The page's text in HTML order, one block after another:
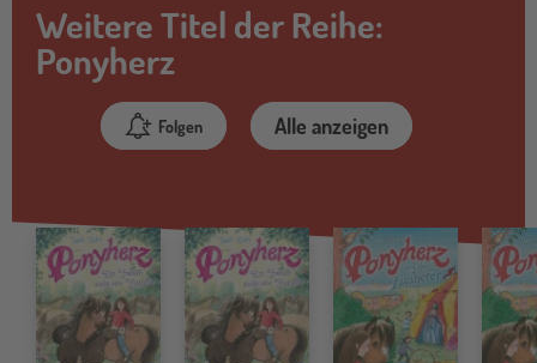
Weitere Titel der Reihe:
Ponyherz
Folgen Alle anzeigen